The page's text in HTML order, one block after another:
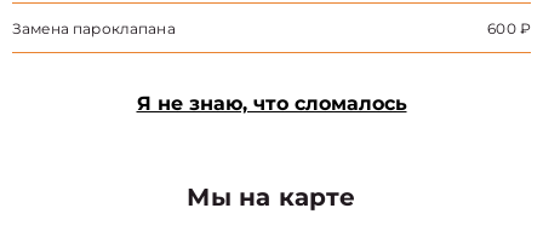
Замена пароклапана 600 ₽
Я не знаю, что сломалось
Мы на карте